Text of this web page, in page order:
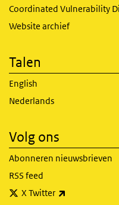
Coordinated Vulnerability
Website archief
Talen
English
Nederlands
Volg ons
Abonneren nieuwsbrieven
RSS feed
X Twitter